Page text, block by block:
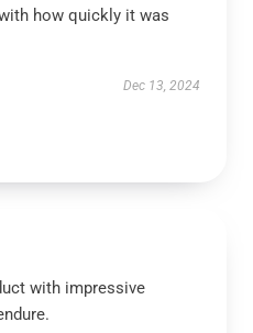
how quickly it was
Dec 13, 2024
with impressive